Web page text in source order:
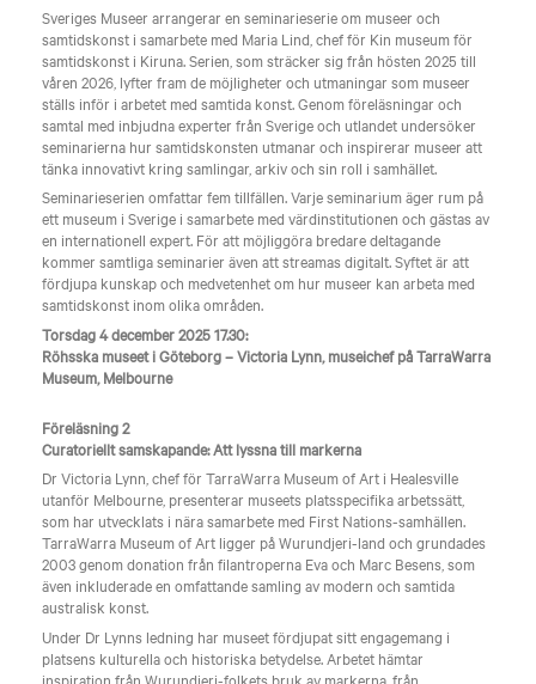
Sveriges Museer arrangerar en seminarieserie om museer och
samtidskonst i samarbete med Maria Lind, chef för Kin museum för
samtidskonst i Kiruna. Serien, som sträcker sig från hösten 2025 till
våren 2026, lyfter fram de möjligheter och utmaningar som museer
ställs inför i arbetet med samtida konst. Genom föreläsningar och
samtal med inbjudna experter från Sverige och utlandet undersöker
seminarierna hur samtidskonsten utmanar och inspirerar museer att
tänka innovativt kring samlingar, arkiv och sin roll i samhället.
Seminarieserien omfattar fem tillfällen. Varje seminarium äger rum på
ett museum i Sverige i samarbete med värdinstitutionen och gästas av
en internationell expert. För att möjliggöra bredare deltagande
kommer samtliga seminarier även att streamas digitalt. Syftet är att
fördjupa kunskap och medvetenhet om hur museer kan arbeta med
samtidskonst inom olika områden.
Torsdag 4 december 2025 17.30:
Röhsska museet i Göteborg – Victoria Lynn, museichef på TarraWarra
Museum, Melbourne
Föreläsning 2
Curatoriellt samskapande: Att lyssna till markerna
Dr Victoria Lynn, chef för TarraWarra Museum of Art i Healesville
utanför Melbourne, presenterar museets platsspecifika arbetssätt,
som har utvecklats i nära samarbete med First Nations-samhällen.
TarraWarra Museum of Art ligger på Wurundjeri-land och grundades
2003 genom donation från filantroperna Eva och Marc Besens, som
även inkluderade en omfattande samling av modern och samtida
australisk konst.
Under Dr Lynns ledning har museet fördjupat sitt engagemang i
platsens kulturella och historiska betydelse. Arbetet hämtar
inspiration från Wurundjeri-folkets bruk av markerna, från